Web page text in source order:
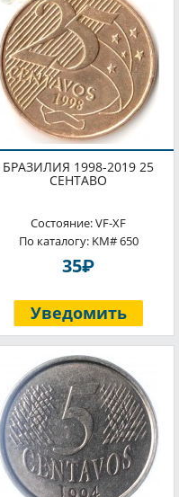
БРАЗИЛИЯ 1998-2019 25
СЕНТАВО
Состояние: VF-XF
По каталогу: KM# 650
35P
Уведомить